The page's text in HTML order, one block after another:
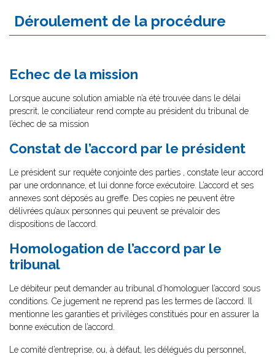
Déroulement de la procédure
Echec de la mission
Lorsque aucune solution amiable n’a été trouvée dans le délai
prescrit, le conciliateur rend compte au président du tribunal de
l’échec de sa mission
Constat de l’accord par le président
Le président sur requête conjointe des parties , constate leur accord
par une ordonnance, et lui donne force exécutoire. L’accord et ses
annexes sont déposés au greffe. Des copies ne peuvent être
délivrées qu’aux personnes qui peuvent se prévaloir des
dispositions de l’accord.
Homologation de l’accord par le
tribunal
Le débiteur peut demander au tribunal d’homologuer l’accord sous
conditions. Ce jugement ne reprend pas les termes de l’accord. Il
mentionne les garanties et privilèges constitués pour en assurer la
bonne exécution de l’accord.
Le comité d’entreprise, ou, à défaut, les délégués du personnel,